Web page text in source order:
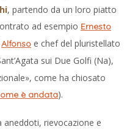
, partendo da un loro piatto
ad esempio Ernesto
Alfonso e chef del pluristellato
sui Due Golfi (Na),
come ha chiosato
è andata).
rievocazione e